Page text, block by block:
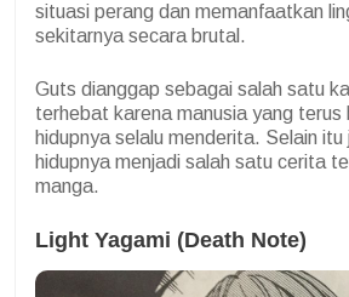
situasi perang dan memanfaatkan
sekitarnya secara brutal.
Guts dianggap sebagai salah satu
terhebat karena manusia yang terus
hidupnya selalu menderita. Selain itu
hidupnya menjadi salah satu cerita
manga.
Light Yagami (Death Note)